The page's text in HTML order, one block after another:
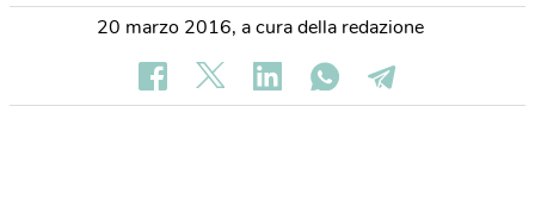
20 marzo 2016, a cura della redazione